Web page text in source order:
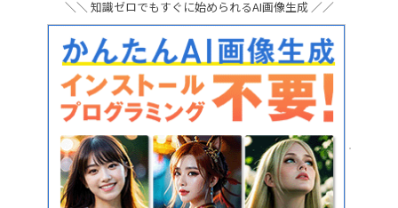
＼＼ 知識ゼロでもすぐに始められるAI画像生成 ／／